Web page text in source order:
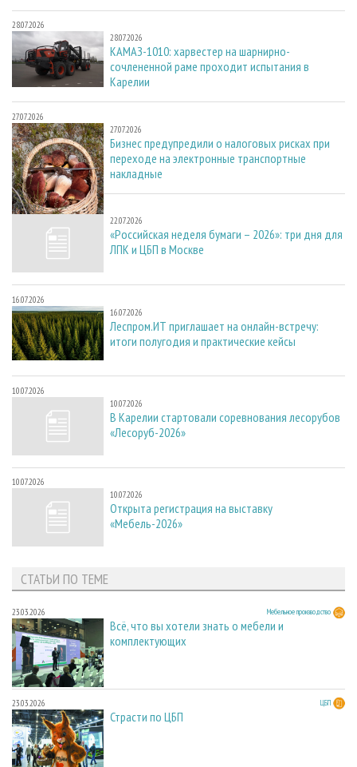
28.07.2026
28.07.2026
КАМАЗ-1010: харвестер на шарнирно-
сочлененной раме проходит испытания в
Карелии
27.07.2026
27.07.2026
Бизнес предупредили о налоговых рисках при
переходе на электронные транспортные
накладные
22.07.2026
22.07.2026
«Российская неделя бумаги – 2026»: три дня для
ЛПК и ЦБП в Москве
16.07.2026
16.07.2026
Леспром.ИТ приглашает на онлайн-встречу:
итоги полугодия и практические кейсы
10.07.2026
10.07.2026
В Карелии стартовали соревнования лесорубов
«Лесоруб-2026»
10.07.2026
10.07.2026
Открыта регистрация на выставку
«Мебель-2026»
СТАТЬИ ПО ТЕМЕ
23.03.2026 Мебельное производство
Всё, что вы хотели знать о мебели и
комплектующих
23.03.2026 ЦБП
Страсти по ЦБП